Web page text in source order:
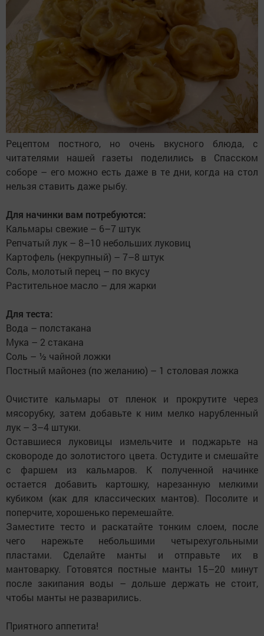
Рецептом постного, но очень вкусного блюда, с
читателями нашей газеты поделились в Спасском
соборе – его можно есть даже в те дни, когда на стол
нельзя ставить даже рыбу.
Для начинки вам потребуются:
Кальмары свежие – 6–7 штук
Репчатый лук – 8–10 небольших луковиц
Картофель (некрупный) – 7–8 штук
Соль, молотый перец – по вкусу
Растительное масло – для жарки
Для теста:
Вода – полстакана
Мука – 2 стакана
Соль – ½ чайной ложки
Постный майонез (по желанию) – 1 столовая ложка
Очистите кальмары от пленок и прокрутите через
мясорубку, затем добавьте к ним мелко нарубленный
лук – 3–4 штуки.
Оставшиеся луковицы измельчите и поджарьте на
сковороде до золотистого цвета. Остудите и смешайте
с фаршем из кальмаров. К полученной начинке
остается добавить картошку, нарезанную мелкими
кубиком (как для классических мантов). Посолите и
поперчите, хорошенько перемешайте.
Заместите тесто и раскатайте тонким слоем, после
чего нарежьте небольшими четырехугольными
пластами. Сделайте манты и отправьте их в
мантоварку. Готовятся постные манты 15–20 минут
после закипания воды – дольше держать не стоит,
чтобы манты не разварились.
Приятного аппетита!